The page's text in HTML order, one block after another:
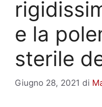
e la
sterile
Giugno 28, 2021 di